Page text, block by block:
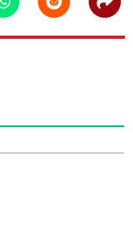
WhatsappReddit